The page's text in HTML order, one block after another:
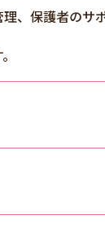
、保護者のサ